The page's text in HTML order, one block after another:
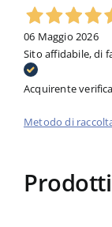
06 Maggio 2026
Sito affidabile, di
Acquirente
Metodo di